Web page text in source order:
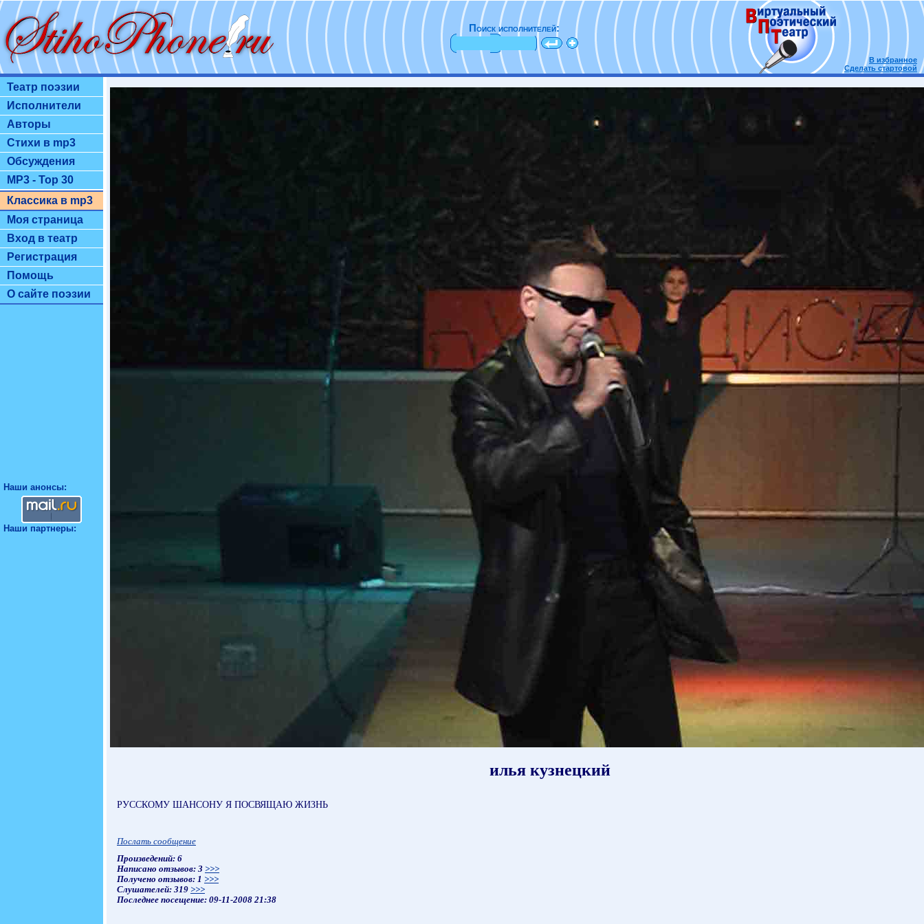
Поиск исполнителей:
В избранное
Сделать стартовой
Театр поэзии
Исполнители
Авторы
Стихи в mp3
Обсуждения
MP3 - Top 30
Классика в mp3
Моя страница
Вход в театр
Регистрация
Помощь
О сайте поэзии
Наши анонсы:
Наши партнеры:
илья кузнецкий
РУССКОМУ ШАНСОНУ Я ПОСВЯЩАЮ ЖИЗНЬ
Послать сообщение
Произведений: 6
Написано отзывов: 3 >>>
Получено отзывов: 1 >>>
Слушателей: 319 >>>
Последнее посещение: 09-11-2008 21:38